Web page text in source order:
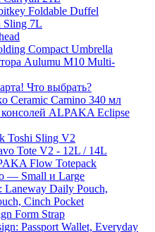
Foldable Duffel
Sling 7L
Compact Umbrella
Aulumu M10 Multi-
Что выбрать?
Ceramic Camino 340 мл
ALPAKA Eclipse
Toshi Sling V2
Tote V2 - 12L / 14L
Flow Totepack
— Small и Large
Laneway Daily Pouch,
Cinch Pocket
Form Strap
Passport Wallet, Everyday